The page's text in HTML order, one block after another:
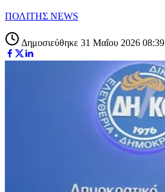
ΠΟΛΙΤΗΣ NEWS
Δημοσιεύθηκε 31 Μαΐου 2026 08:39